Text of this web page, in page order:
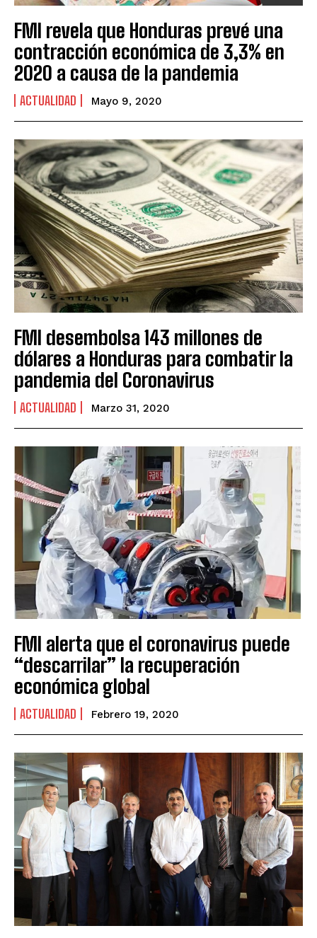
FMI revela que Honduras prevé una
contracción económica de 3,3% en
2020 a causa de la pandemia
ACTUALIDAD Mayo 9, 2020
FMI desembolsa 143 millones de
dólares a Honduras para combatir la
pandemia del Coronavirus
ACTUALIDAD Marzo 31, 2020
FMI alerta que el coronavirus puede
“descarrilar” la recuperación
económica global
ACTUALIDAD Febrero 19, 2020